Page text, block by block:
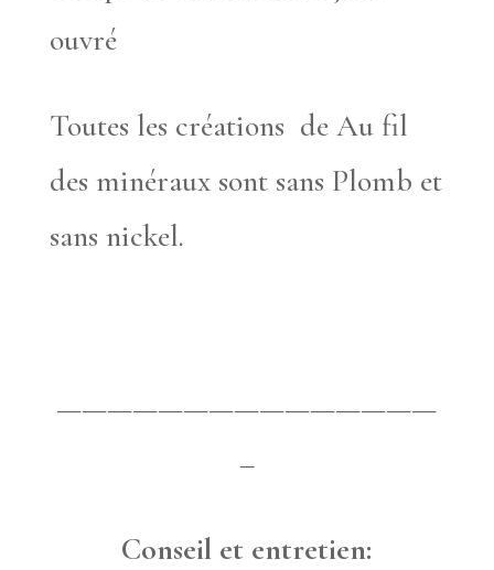
ouvré
Toutes les créations de Au fil
des minéraux sont sans Plomb et
sans nickel.
———————————————
–
Conseil et entretien: